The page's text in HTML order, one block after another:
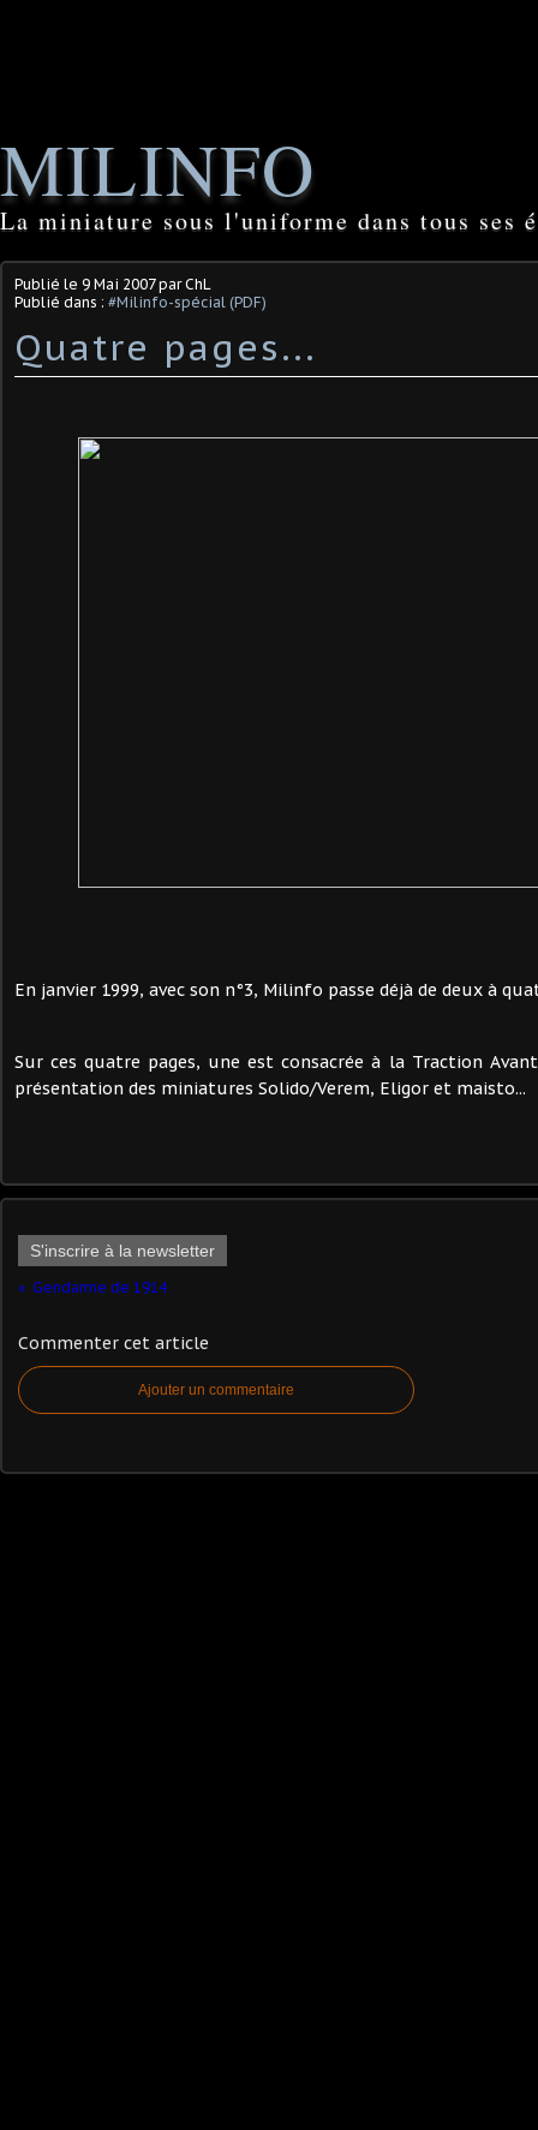
MILINFO
La miniature sous l'uniforme dans tous ses
Publié le 9 Mai 2007par ChL
Publié dans : #Milinfo-spécial (PDF)
Quatre pages...
En janvier 1999, avec son n°3, Milinfo passe déjà de deux à
Sur ces quatre pages, une est consacrée à la Traction
présentation des miniatures Solido/Verem, Eligor et maisto...
S'inscrire à la newsletter
Gendarme de 1914
Commenter cet article
Ajouter un commentaire